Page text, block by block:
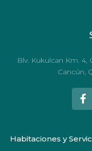
Blv. Kukulcan Km. 4,
Cancún,
Habitaciones y